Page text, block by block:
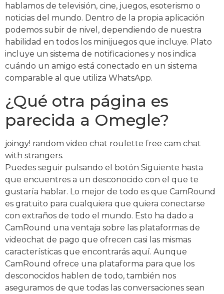
hablamos de televisión, cine, juegos, esoterismo o
noticias del mundo. Dentro de la propia aplicación
podemos subir de nivel, dependiendo de nuestra
habilidad en todos los minijuegos que incluye. Plato
incluye un sistema de notificaciones y nos indica
cuándo un amigo está conectado en un sistema
comparable al que utiliza WhatsApp.
¿Qué otra página es
parecida a Omegle?
joingy! random video chat roulette free cam chat
with strangers.
Puedes seguir pulsando el botón Siguiente hasta
que encuentres a un desconocido con el que te
gustaría hablar. Lo mejor de todo es que CamRound
es gratuito para cualquiera que quiera conectarse
con extraños de todo el mundo. Esto ha dado a
CamRound una ventaja sobre las plataformas de
videochat de pago que ofrecen casi las mismas
características que encontrarás aquí. Aunque
CamRound ofrece una plataforma para que los
desconocidos hablen de todo, también nos
aseguramos de que todas las conversaciones sean